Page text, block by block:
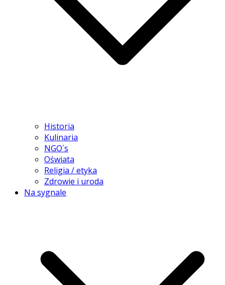
Historia
Kulinaria
NGO`s
Oświata
Religia / etyka
Zdrowie i uroda
Na sygnale